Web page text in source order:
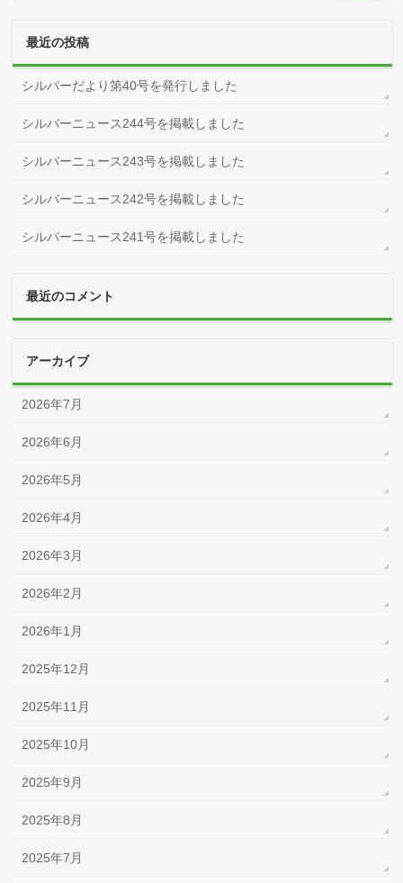
最近の投稿
シルバーだより第40号を発行しました
シルバーニュース244号を掲載しました
シルバーニュース243号を掲載しました
シルバーニュース242号を掲載しました
シルバーニュース241号を掲載しました
最近のコメント
アーカイブ
2026年7月
2026年6月
2026年5月
2026年4月
2026年3月
2026年2月
2026年1月
2025年12月
2025年11月
2025年10月
2025年9月
2025年8月
2025年7月